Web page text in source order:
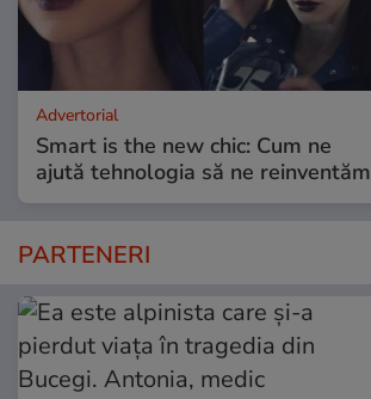
Advertorial
Smart is the new chic: Cum ne
ajută tehnologia să ne reinventăm
PARTENERI